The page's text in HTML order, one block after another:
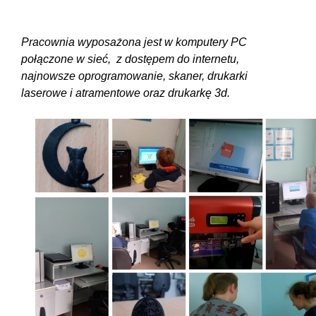
Pracownia wyposażona jest w komputery PC
połączone w sieć, z dostępem do internetu,
najnowsze oprogramowanie, skaner, drukarki
laserowe i atramentowe oraz drukarkę 3d.